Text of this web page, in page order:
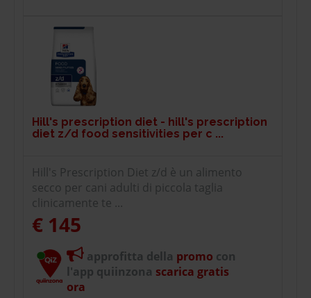
Hill's prescription diet - hill's prescription
diet z/d food sensitivities per c ...
Hill's Prescription Diet z/d è un alimento
secco per cani adulti di piccola taglia
clinicamente te ...
€ 145
approfitta della promo con
l'app quiinzona scarica gratis
ora